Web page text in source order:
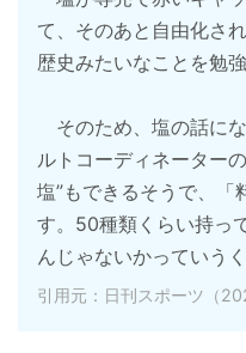
て、そのあと自由化さ
歴史みたいなことを勉
そのため、塩の話に
ルトコーディネーター
塩”もできるそうで、「
す。50種類くらい持っ
んじゃないかっていう
引用元：日刊スポーツ（